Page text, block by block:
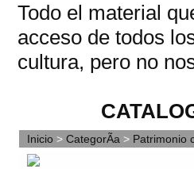
Todo el material
acceso de todos
cultura, pero no
Inicio > CategorÃ­a > Patrimonio